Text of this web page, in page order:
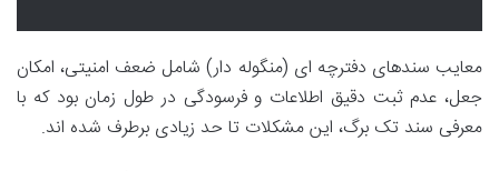
معایب سندهای دفترچه ای (منگوله دار) شامل ضعف امنیتی، امکان
جعل، عدم ثبت دقیق اطلاعات و فرسودگی در طول زمان بود که با
معرفی سند تک برگ، این مشکلات تا حد زیادی برطرف شده اند.